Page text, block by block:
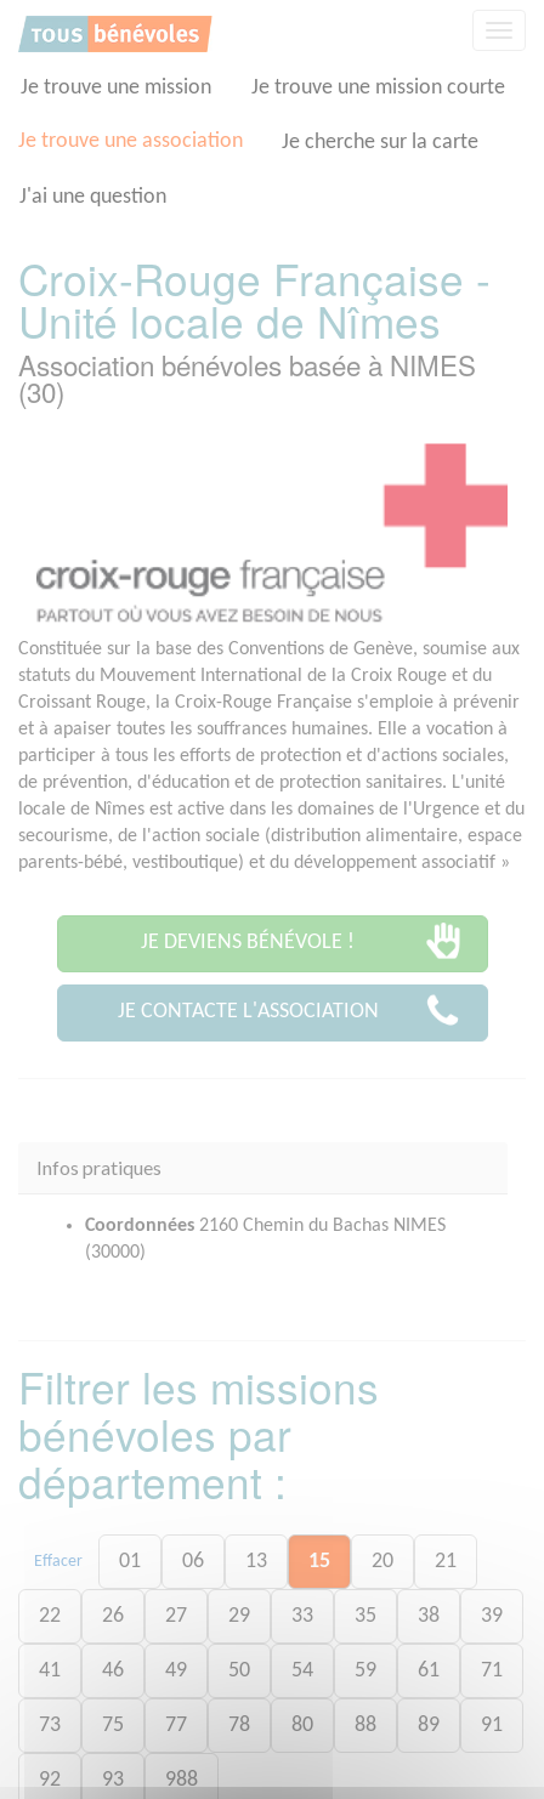
Je trouve une mission Je trouve une mission courte
Je trouve une association Je cherche sur la carte
J'ai une question
Croix-Rouge Française -
Unité locale de Nîmes
Association bénévoles basée à NIMES
(30)
Constituée sur la base des Conventions de Genève, soumise aux
statuts du Mouvement International de la Croix Rouge et du
Croissant Rouge, la Croix-Rouge Française s'emploie à prévenir
et à apaiser toutes les souffrances humaines. Elle a vocation à
participer à tous les efforts de protection et d'actions sociales,
de prévention, d'éducation et de protection sanitaires. L'unité
locale de Nîmes est active dans les domaines de l'Urgence et du
secourisme, de l'action sociale (distribution alimentaire, espace
parents-bébé, vestiboutique) et du développement associatif »
JE DEVIENS BÉNÉVOLE !
JE CONTACTE L'ASSOCIATION
Infos pratiques
Coordonnées 2160 Chemin du Bachas NIMES
(30000)
Filtrer les missions
bénévoles par
département :
Effacer 01 06 13 15 20 21
22 26 27 29 33 35 38 39
41 46 49 50 54 59 61 71
73 75 77 78 80 88 89 91
92 93 988
Panneau de gestion des cookies